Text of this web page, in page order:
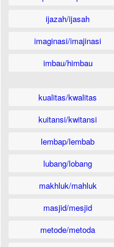
ijazah/ijasah
imaginasi/imajinasi
imbau/himbau
kualitas/kwalitas
kuitansi/kwitansi
lembap/lembab
lubang/lobang
makhluk/mahluk
masjid/mesjid
metode/metoda